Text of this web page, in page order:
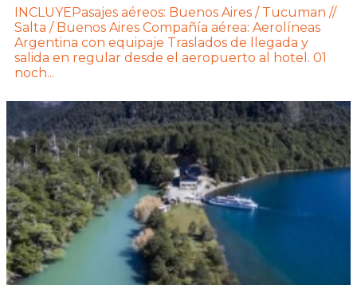
INCLUYEPasajes aéreos: Buenos Aires / Tucuman //
Salta / Buenos Aires Compañía aérea: Aerolíneas
Argentina con equipaje Traslados de llegada y
salida en regular desde el aeropuerto al hotel. 01
noch...